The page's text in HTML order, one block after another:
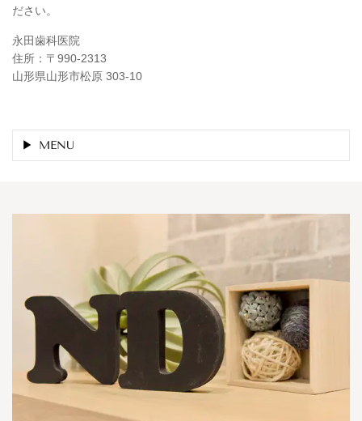
ださい。
永田歯科医院
住所：〒990-2313
山形県山形市松原 303-10
MENU